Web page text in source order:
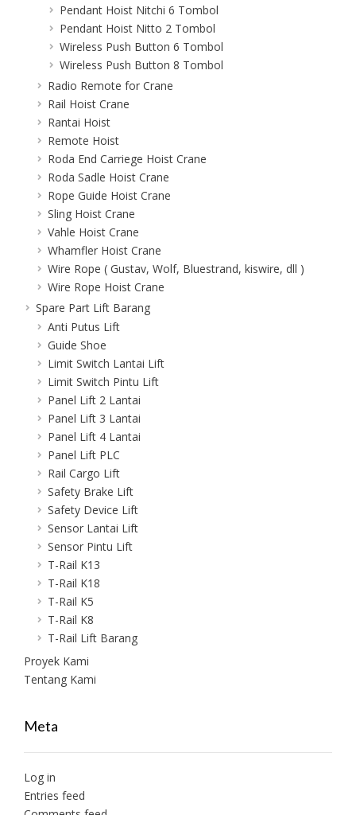
Pendant Hoist Nitchi 6 Tombol
Pendant Hoist Nitto 2 Tombol
Wireless Push Button 6 Tombol
Wireless Push Button 8 Tombol
Radio Remote for Crane
Rail Hoist Crane
Rantai Hoist
Remote Hoist
Roda End Carriege Hoist Crane
Roda Sadle Hoist Crane
Rope Guide Hoist Crane
Sling Hoist Crane
Vahle Hoist Crane
Whamfler Hoist Crane
Wire Rope ( Gustav, Wolf, Bluestrand, kiswire, dll )
Wire Rope Hoist Crane
Spare Part Lift Barang
Anti Putus Lift
Guide Shoe
Limit Switch Lantai Lift
Limit Switch Pintu Lift
Panel Lift 2 Lantai
Panel Lift 3 Lantai
Panel Lift 4 Lantai
Panel Lift PLC
Rail Cargo Lift
Safety Brake Lift
Safety Device Lift
Sensor Lantai Lift
Sensor Pintu Lift
T-Rail K13
T-Rail K18
T-Rail K5
T-Rail K8
T-Rail Lift Barang
Proyek Kami
Tentang Kami
Meta
Log in
Entries feed